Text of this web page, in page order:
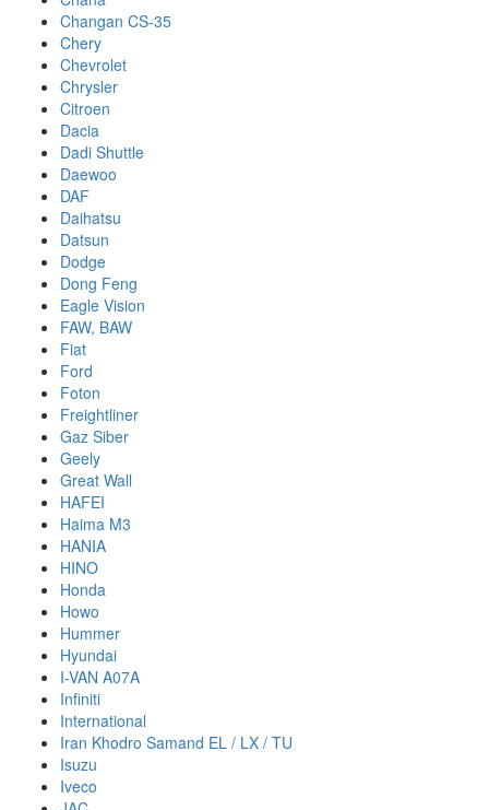
Changan CS-35
Chery
Chevrolet
Chrysler
Citroen
Dacia
Dadi Shuttle
Daewoo
DAF
Daihatsu
Datsun
Dodge
Dong Feng
Eagle Vision
FAW, BAW
Fiat
Ford
Foton
Freightliner
Gaz Siber
Geely
Great Wall
HAFEI
Haima M3
HANIA
HINO
Honda
Howo
Hummer
Hyundai
I-VAN A07A
Infiniti
International
Iran Khodro Samand EL / LX / TU
Isuzu
Iveco